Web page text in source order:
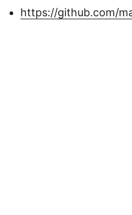
https://github.com/